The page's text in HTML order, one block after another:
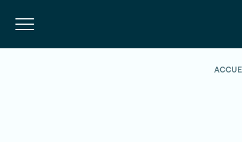
Ouvrir
la